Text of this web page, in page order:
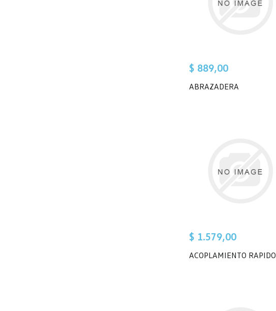
$ 889,00
ABRAZADERA
$ 1.579,00
ACOPLAMIENTO RAPIDO